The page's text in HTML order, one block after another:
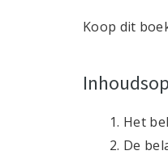
Koop dit
Het
De